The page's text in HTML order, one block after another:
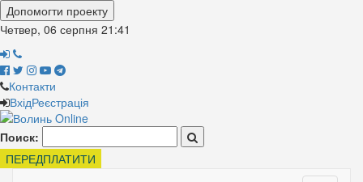
Допомогти проекту
Четвер, 06 серпня 21:41
Контакти
ВхідРеєстрація
Поиск:
ПЕРЕДПЛАТИТИ